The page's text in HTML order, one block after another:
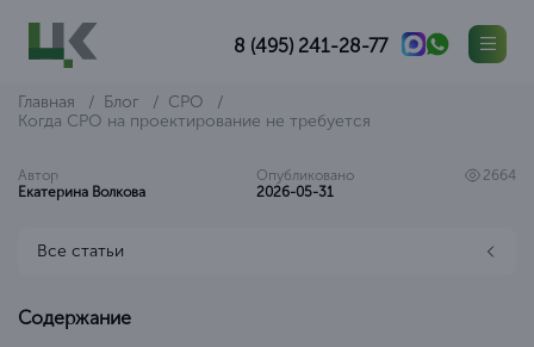
8 (495) 241-28-77
Главная Блог
СРО
Когда СРО на проектирование не требуется
Автор
Екатерина Волкова
Опубликовано
2026-05-31
2664
Все статьи
Содержание